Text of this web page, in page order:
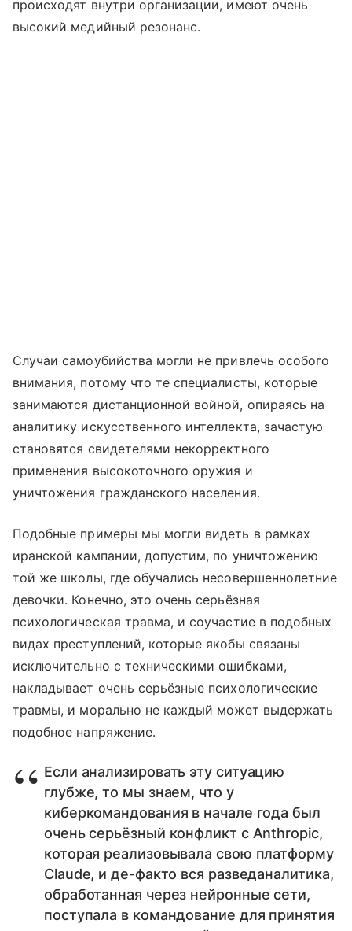
происходят внутри организации, имеют очень
высокий медийный резонанс.
Случаи самоубийства могли не привлечь особого
внимания, потому что те специалисты, которые
занимаются дистанционной войной, опираясь на
аналитику искусственного интеллекта, зачастую
становятся свидетелями некорректного
применения высокоточного оружия и
уничтожения гражданского населения.
Подобные примеры мы могли видеть в рамках
иранской кампании, допустим, по уничтожению
той же школы, где обучались несовершеннолетние
девочки. Конечно, это очень серьёзная
психологическая травма, и соучастие в подобных
видах преступлений, которые якобы связаны
исключительно с техническими ошибками,
накладывает очень серьёзные психологические
травмы, и морально не каждый может выдержать
подобное напряжение.
Если анализировать эту ситуацию
глубже, то мы знаем, что у
киберкомандования в начале года был
очень серьёзный конфликт с Anthropic,
которая реализовывала свою платформу
Claude, и де-факто вся разведаналитика,
обработанная через нейронные сети,
поступала в командование для принятия